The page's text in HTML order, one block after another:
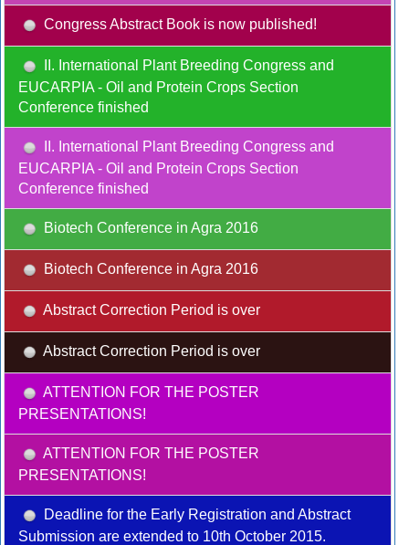
Congress Abstract Book is now published!
II. International Plant Breeding Congress and
EUCARPIA - Oil and Protein Crops Section
Conference finished
II. International Plant Breeding Congress and
EUCARPIA - Oil and Protein Crops Section
Conference finished
Biotech Conference in Agra 2016
Biotech Conference in Agra 2016
Abstract Correction Period is over
Abstract Correction Period is over
ATTENTION FOR THE POSTER
PRESENTATIONS!
ATTENTION FOR THE POSTER
PRESENTATIONS!
Deadline for the Early Registration and Abstract
Submission are extended to 10th October 2015.